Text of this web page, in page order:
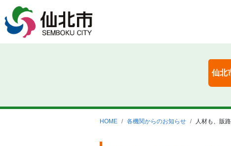
仙北
HOME 各機関からのお知らせ 人材も、販